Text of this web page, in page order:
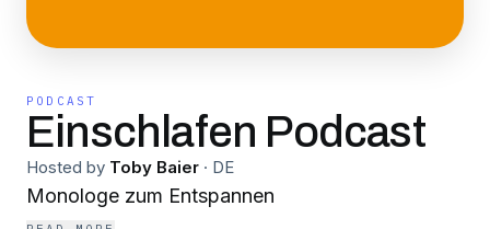
PODCAST
Einschlafen Podcast
Hosted by Toby Baier · DE
Monologe zum Entspannen